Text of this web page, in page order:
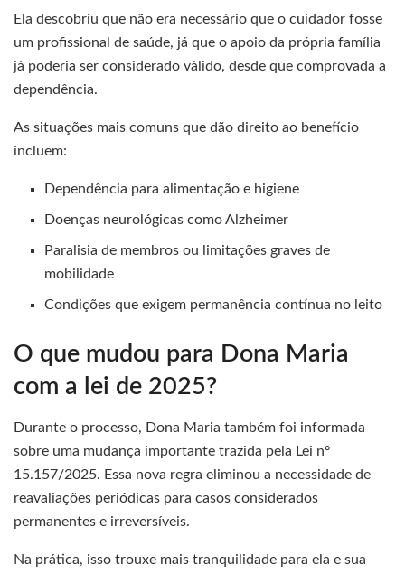
Ela descobriu que não era necessário que o cuidador fosse
um profissional de saúde, já que o apoio da própria família
já poderia ser considerado válido, desde que comprovada a
dependência.
As situações mais comuns que dão direito ao benefício
incluem:
Dependência para alimentação e higiene
Doenças neurológicas como Alzheimer
Paralisia de membros ou limitações graves de
mobilidade
Condições que exigem permanência contínua no leito
O que mudou para Dona Maria
com a lei de 2025?
Durante o processo, Dona Maria também foi informada
sobre uma mudança importante trazida pela Lei nº
15.157/2025. Essa nova regra eliminou a necessidade de
reavaliações periódicas para casos considerados
permanentes e irreversíveis.
Na prática, isso trouxe mais tranquilidade para ela e sua